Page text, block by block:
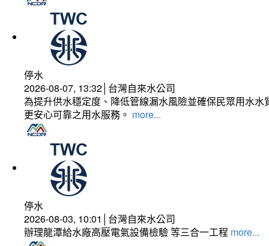
停水
2026-08-07, 13:32│台灣自來水公司
為提升供水穩定度、降低管線漏水風險並確保民眾用水
更安心可靠之用水服務。 more...
停水
2026-08-03, 10:01│台灣自來水公司
辦理龍潭給水廠高壓電氣設備檢驗 等三合一工程 more...